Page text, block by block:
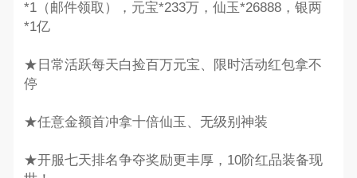
*1（邮件领取），元宝*233万，仙玉*26888，银两
*1亿
★日常活跃每天白捡百万元宝、限时活动红包拿不
停
★任意金额首冲拿十倍仙玉、无级别神装
★开服七天排名争夺奖励更丰厚，10阶红品装备现